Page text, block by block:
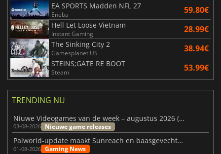
EA SPORTS Madden NFL 27
Eneba 59.80€
Hell Let Loose Vietnam
Instant Gaming 28.99€
The Sinking City 2
Gamesplanet US 38.94€
STEINS;GATE RE BOOT
Steam 53.99€
TRENDING NU
Niuwe Videogames van de week – augustus 2026 (week 32)
03-08-2026 Nieuwe game releases
Palworld-update maakt Sunreach en baasgevechten stabieler
01-08-2026 Gaming News